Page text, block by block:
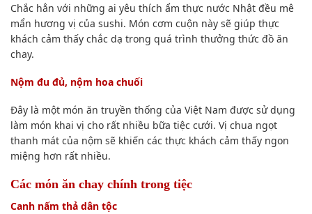
Chắc hẳn với những ai yêu thích ẩm thực nước Nhật đều mê
mẩn hương vị của sushi. Món cơm cuộn này sẽ giúp thực
khách cảm thấy chắc dạ trong quá trình thưởng thức đồ ăn
chay.
Nộm đu đủ, nộm hoa chuối
Đây là một món ăn truyền thống của Việt Nam được sử dụng
làm món khai vị cho rất nhiều bữa tiệc cưới. Vị chua ngọt
thanh mát của nộm sẽ khiến các thực khách cảm thấy ngon
miệng hơn rất nhiều.
Các món ăn chay chính trong tiệc
Canh nấm thả dân tộc